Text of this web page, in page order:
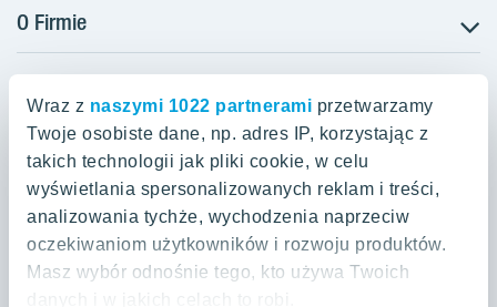
Wraz z naszymi 1022 partnerami przetwarzamy
Twoje osobiste dane, np. adres IP, korzystając z
takich technologii jak pliki cookie, w celu
wyświetlania spersonalizowanych reklam i treści,
analizowania tychże, wychodzenia naprzeciw
oczekiwaniom użytkowników i rozwoju produktów.
Masz wybór odnośnie tego, kto używa Twoich
O Firmie
Projekty w przygotowaniu
Projekty zrealizowane
Aktualności
Zakup gruntów
Kariera
Projekty w Polsce
Aroma Park Lofty Warszawa
Talarowa Park Warszawa
Talarowa Park II
Spokojny Mokotów Warszawa
Spokojny Mokotów II
Oferty mieszkaniowe Warszawa
Mieszkania 2-pokojowe Warszawa
Mieszkania 3-pokojowe Warszawa
Mieszkania 4-pokojowe Warszawa
Oferty mieszkaniowe Kraków
Mieszkania 2-pokojowe Kraków
Oferty mieszkaniowe Gdańsk